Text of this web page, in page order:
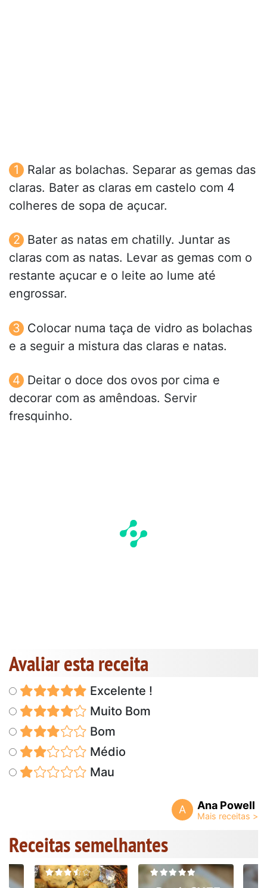
Ralar as bolachas. Separar as gemas das
claras. Bater as claras em castelo com 4
colheres de sopa de açucar.
Bater as natas em chatilly. Juntar as
claras com as natas. Levar as gemas com o
restante açucar e o leite ao lume até
engrossar.
Colocar numa taça de vidro as bolachas
e a seguir a mistura das claras e natas.
Deitar o doce dos ovos por cima e
decorar com as amêndoas. Servir
fresquinho.
Avaliar esta receita
Excelente !
Muito Bom
Bom
Médio
Mau
A Ana Powell
Receitas semelhantes